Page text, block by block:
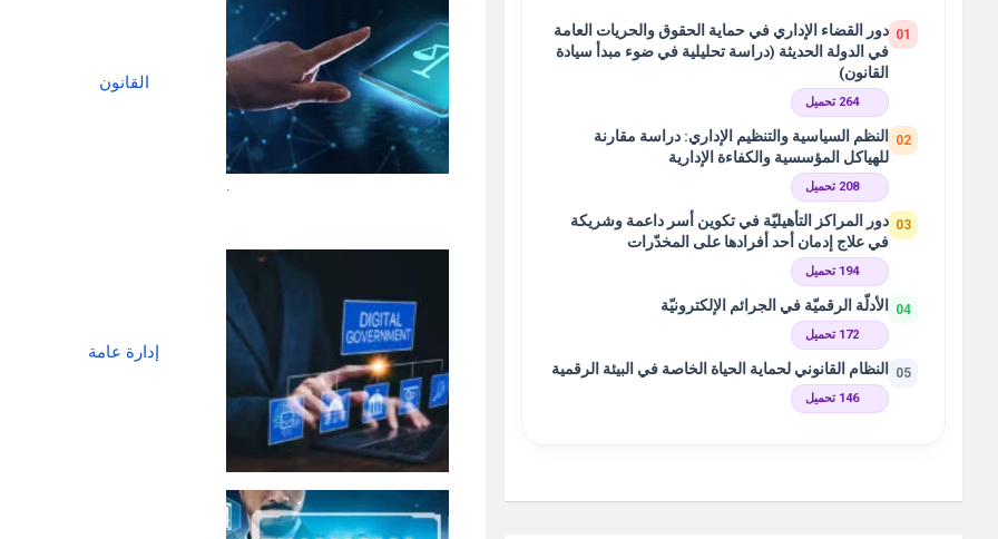
.
القانون
إدارة عامة
01 دور القضاء الإداري في حماية الحقوق والحريات العامة
في الدولة الحديثة (دراسة تحليلية في ضوء مبدأ سيادة
القانون)
264 تحميل
02
النظم السياسية والتنظيم الإداري: دراسة مقارنة
للهياكل المؤسسية والكفاءة الإدارية
208 تحميل
03 دور المراكز التأهيليّة في تكوين أسر داعمة وشريكة
في علاج إدمان أحد أفرادها على المخدّرات
194 تحميل
04 الأدلّة الرقميّة في الجرائم الإلكترونيّة
172 تحميل
05 النظام القانوني لحماية الحياة الخاصة في البيئة الرقمية
146 تحميل